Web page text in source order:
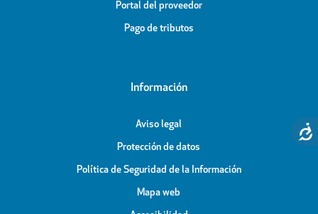
Portal del proveedor
Pago de tributos
Información
Aviso legal
Protección de datos
Política de Seguridad de la Información
Mapa web